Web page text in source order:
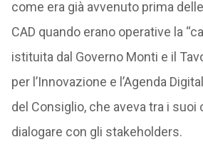
come era già avvenuto prima
CAD quando erano operative la
istituita dal Governo Monti e il
per l’Innovazione e l’Agenda
del Consiglio, che aveva tra i suoi
dialogare con gli stakeholders.